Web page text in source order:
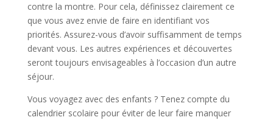
contre la montre. Pour cela, définissez clairement ce
que vous avez envie de faire en identifiant vos
priorités. Assurez-vous d’avoir suffisamment de temps
devant vous. Les autres expériences et découvertes
seront toujours envisageables à l’occasion d’un autre
séjour.
Vous voyagez avec des enfants ? Tenez compte du
calendrier scolaire pour éviter de leur faire manquer